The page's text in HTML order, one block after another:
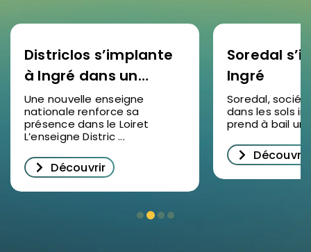
Districlos s’implante
à Ingré dans un
nouveau bâtiment
d’activités
Une nouvelle enseigne
nationale renforce sa
présence dans le Loiret
L’enseigne Distric ...
Découvrir
Soredal
Ingré
Soredal,
dans les sols
prend à bail un
Découvrir